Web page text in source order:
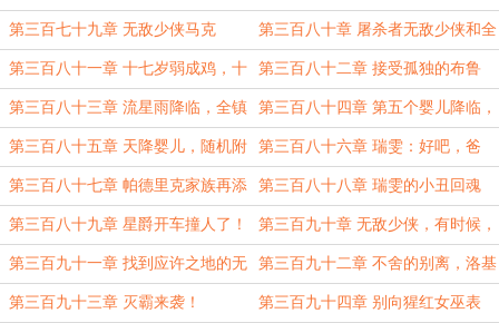
你喜欢黑丝？！ 有中二病？
第三百七十九章 无敌少侠马克 第三百八十章 屠杀者无敌少侠和全
能侠
第三百八十一章 十七岁弱成鸡，十
七岁后我无敌
第三百八十二章 接受孤独的布鲁
斯，风雨欲来的农场
第三百八十三章 流星雨降临，全镇
大逃离
第三百八十四章 第五个婴儿降临，
怎么好像有点大？
第三百八十五章 天降婴儿，随机附
送陨石碎片和使用指南
第三百八十六章 瑞雯：好吧，爸
爸，我会保护弱小的他的
第三百八十七章 帕德里克家族再添
一员
第三百八十八章 瑞雯的小丑回魂
第三百八十九章 星爵开车撞人了！ 第三百九十章 无敌少侠，有时候，
天赋也是一种诅咒。
第三百九十一章 找到应许之地的无
敌少侠
第三百九十二章 不舍的别离，洛基
的幻觉
第三百九十三章 灭霸来袭！ 第三百九十四章 别向猩红女巫表